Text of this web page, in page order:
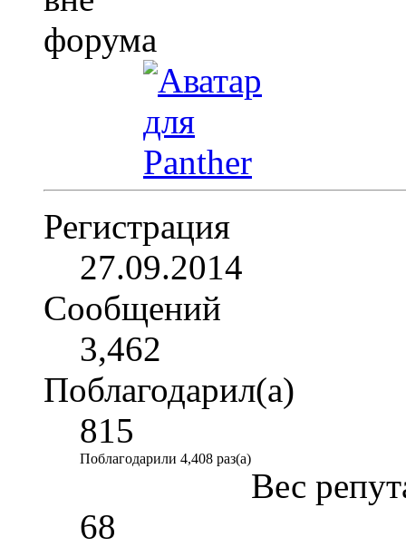
Регистрация
27.09.2014
Сообщений
3,462
Поблагодарил(а)
815
Поблагодарили 4,408 раз(а)
Вес
68